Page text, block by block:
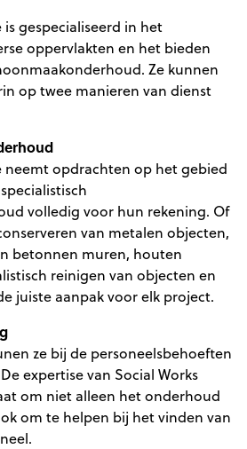
is gespecialiseerd in het
oppervlakten en het bieden
Ze kunnen
op twee manieren van dienst
neemt opdrachten op het gebied
volledig voor hun rekening. Of
van metalen objecten,
betonnen muren, houten
reinigen van objecten en
juiste aanpak voor elk project.
ze bij de personeelsbehoeften
expertise van Social Works
om niet alleen het onderhoud
om te helpen bij het vinden van